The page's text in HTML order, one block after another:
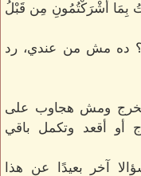
بِمَا أَشْرَكْتُمُونِ مِن قَبْلُ
؟ ده مش من عندي، رد
هخرج ومش هجاوب على
أو أقعد وتكمل باقي
آخر بعيدًا عن هذا